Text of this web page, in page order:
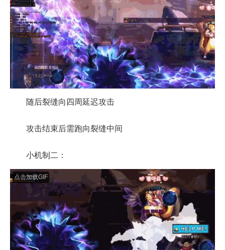
随后裂缝向四周延迟攻击
攻击结束后需跑向裂缝中间
小机制二：
点击加载GIF